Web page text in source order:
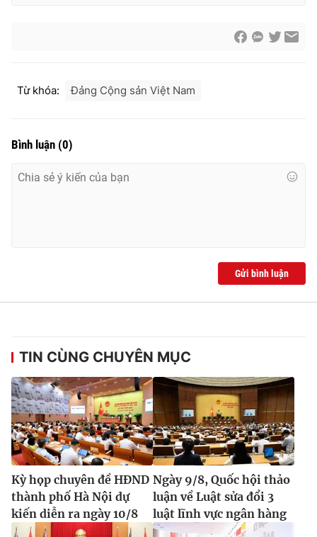
Từ khóa: Đảng Cộng sản Việt Nam
Bình luận (0)
Gửi bình luận
TIN CÙNG CHUYÊN MỤC
Kỳ họp chuyên đề HĐND
thành phố Hà Nội dự
kiến diễn ra ngày 10/8
Ngày 9/8, Quốc hội thảo
luận về Luật sửa đổi 3
luật lĩnh vực ngân hàng